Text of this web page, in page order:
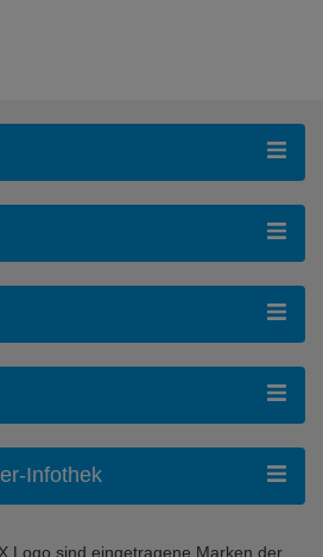
Infothek
Logo sind eingetragene Marken der